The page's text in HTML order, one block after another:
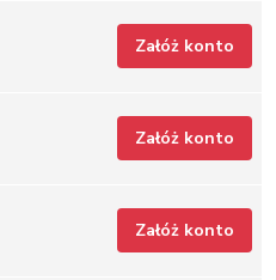
Załóż konto
Załóż konto
Załóż konto